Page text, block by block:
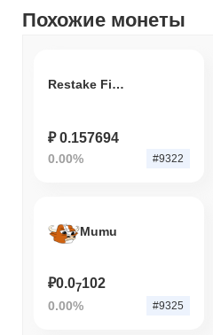
Похожие монеты
Restake Finance
₽ 0.157694
0.00% #9322
Mumu
₽0.07102
0.00% #9325